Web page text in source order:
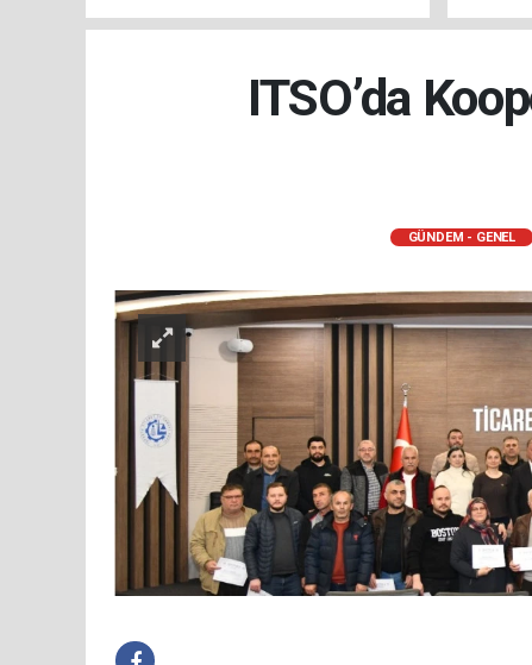
"BAGAJ HAKKI" ÇAĞRISI
ITSO’da
GÜNDEM - GENEL